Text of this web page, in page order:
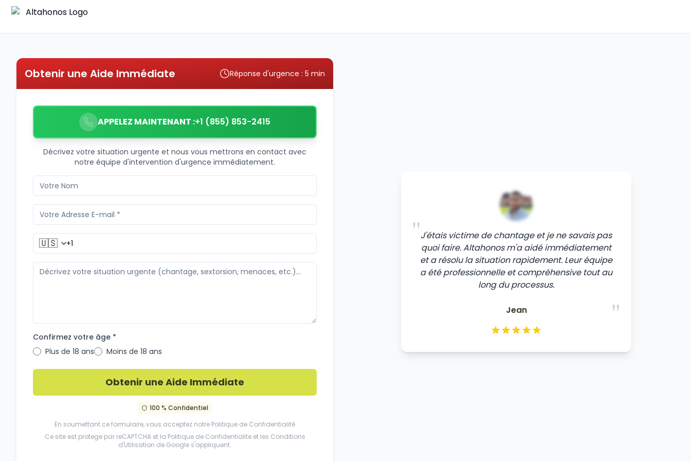
Obtenir une Aide Immédiate Réponse d'urgence : 5 min
APPELEZ MAINTENANT :+1 (855) 853-2415
Décrivez votre situation urgente et nous vous mettrons en contact avec
notre équipe d'intervention d'urgence immédiatement.
🇺🇸
Confirmez votre âge *
Plus de 18 ans
Moins de 18 ans
Obtenir une Aide Immédiate
100 % Confidentiel
En soumettant ce formulaire, vous acceptez notre Politique de Confidentialité
Ce site est protege par reCAPTCHA et la Politique de Confidentialite et les Conditions
d'Utilisation de Google s'appliquent.
"J'étais victime de chantage et je ne savais pas
quoi faire. Altahonos m'a aidé immédiatement
et a résolu la situation rapidement. Leur équipe
a été professionnelle et compréhensive tout au
long du processus.
"
Jean